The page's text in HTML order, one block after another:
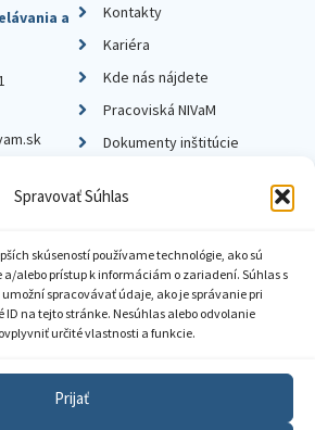
Spravovať Súhlas
skúseností používame technológie, ako sú
alebo prístup k informáciám o zariadení. Súhlas s
spracovávať údaje, ako je správanie pri
na tejto stránke. Nesúhlas alebo odvolanie
určité vlastnosti a funkcie.
Prijať
a
Kontakty
Kariéra
Kde nás nájdete
Pracoviská NIVaM
Dokumenty inštitúcie
ochrany súkromia
Sprístupnenie informácií